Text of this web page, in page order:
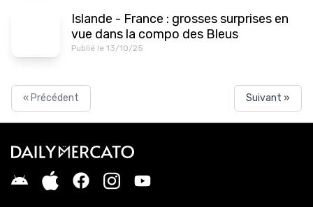
Islande - France : grosses surprises en
vue dans la compo des Bleus
Publié le 13/10/25
« Précédent Suivant »